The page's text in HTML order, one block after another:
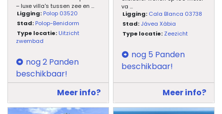
– luxe villa's tussen zee en ...
Ligging: Polop 03520
Stad: Polop-Benidorm
Type locatie: Uitzicht
zwembad
nog 2 Panden
beschikbaar!
Meer info?
va ...
Ligging: Cala Blanca 03738
Stad: Jávea Xàbia
Type locatie: Zeezicht
nog 5 Panden
beschikbaar!
Meer info?